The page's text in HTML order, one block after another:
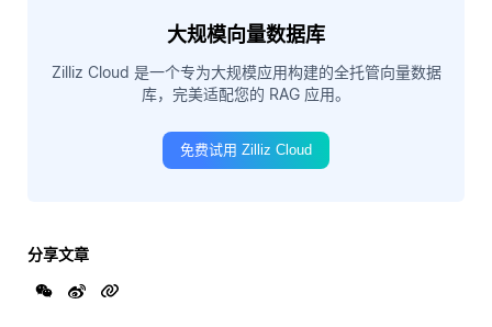
大规模向量数据库
Zilliz Cloud 是一个专为大规模应用构建的全托管向量数据
库，完美适配您的 RAG 应用。
免费试用 Zilliz Cloud
分享文章